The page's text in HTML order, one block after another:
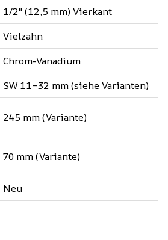
1/2" (12,5 mm) Vierkant
Vielzahn
Chrom-Vanadium
SW 11–32 mm (siehe Varianten)
245 mm (Variante)
70 mm (Variante)
Neu